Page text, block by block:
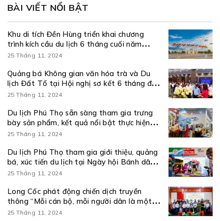
BÀI VIẾT NỔI BẬT
Khu di tích Đền Hùng triển khai chương
trình kích cầu du lịch 6 tháng cuối năm
2026
25 Tháng 11, 2024
Quảng bá Không gian văn hóa trà và Du
lịch Đất Tổ tại Hội nghị sơ kết 6 tháng đầu
năm và triển khai nhiệm vụ 6 tháng cuối
NQ/TW
25 Tháng 11, 2024
Du lịch Phú Thọ sẵn sàng tham gia trưng
bày sản phẩm, kết quả nổi bật thực hiện
Nghị quyết số 57-NQ/TW
25 Tháng 11, 2024
Du lịch Phú Thọ tham gia giới thiệu, quảng
bá, xúc tiến du lịch tại Ngày hội Bánh dân
gian Nam Bộ – An Giang
25 Tháng 11, 2024
Long Cốc phát động chiến dịch truyền
thông “Mỗi cán bộ, mỗi người dân là một
đại sứ du lịch” và ra mắt kênh truyền thông
25 Tháng 11, 2024